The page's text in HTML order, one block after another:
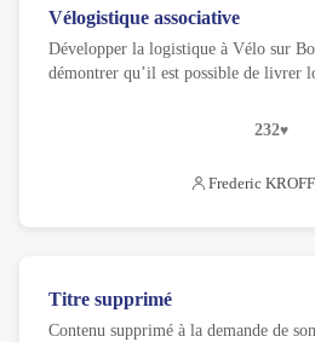
Vélogistique associative
Développer la logistique à Vélo sur
démontrer qu’il est possible de livrer
232
Frederic
Titre supprimé
Contenu supprimé à la demande de